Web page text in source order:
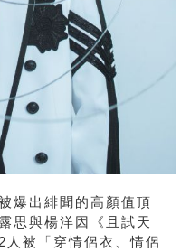
爆出緋聞的高顏值頂
思與楊洋因《且試天
被「穿情侶衣、情侶